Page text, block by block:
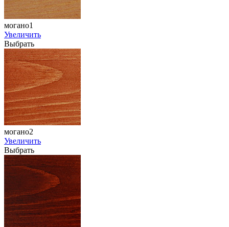
могано1
Увеличить
Выбрать
могано2
Увеличить
Выбрать